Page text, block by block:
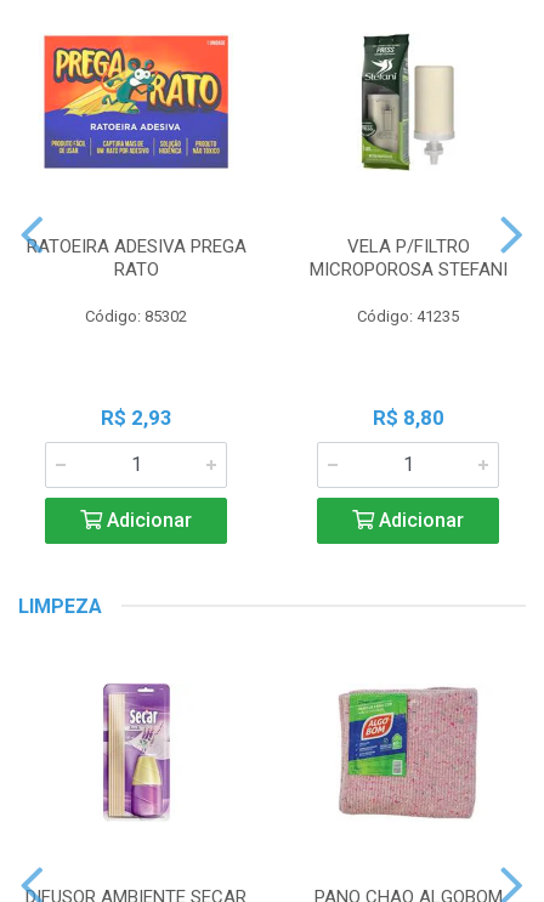
RATOEIRA ADESIVA PREGA
RATO
Código: 85302
R$ 2,93
Adicionar
VELA P/FILTRO
MICROPOROSA STEFANI
Código: 41235
R$ 8,80
Adicionar
LIMPEZA
DIFUSOR AMBIENTE SECAR PANO CHAO ALGOBOM